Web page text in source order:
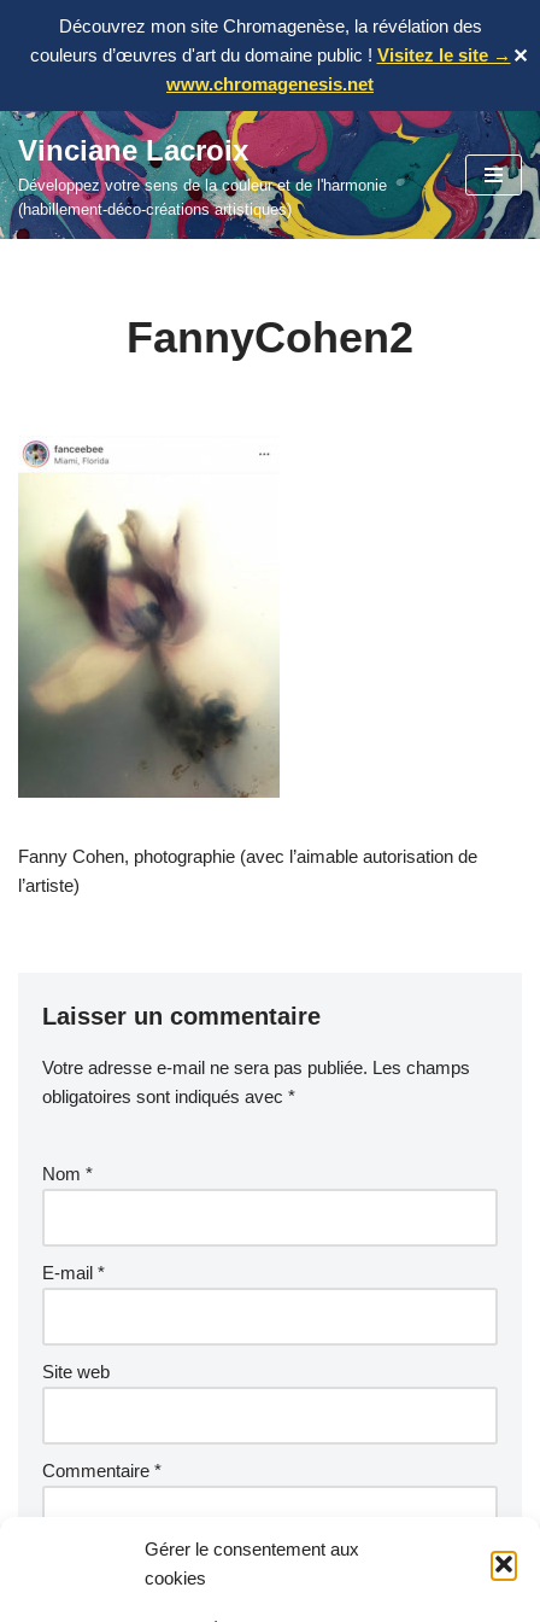
Gérer le consentement aux
cookies
Découvrez mon site Chromagenèse, la révélation des
couleurs d’œuvres d'art du domaine public ! Visitez le site →
www.chromagenesis.net
✕
Aller
au
contenu
Vinciane Lacroix
Développez votre sens de la couleur et de l'harmonie
(habillement-déco-créations artistiques)
FannyCohen2
Fanny Cohen, photographie (avec l’aimable autorisation de
l’artiste)
Laisser un commentaire
Votre adresse e-mail ne sera pas publiée. Les champs
obligatoires sont indiqués avec *
Nom *
E-mail *
Site web
Commentaire *